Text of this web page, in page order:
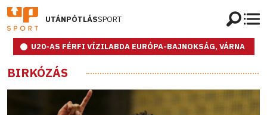
UTÁNPÓTLÁSSPORT
U20-AS FÉRFI VÍZILABDA EURÓPA-BAJNOKSÁG, VÁRNA
BIRKÓZÁS